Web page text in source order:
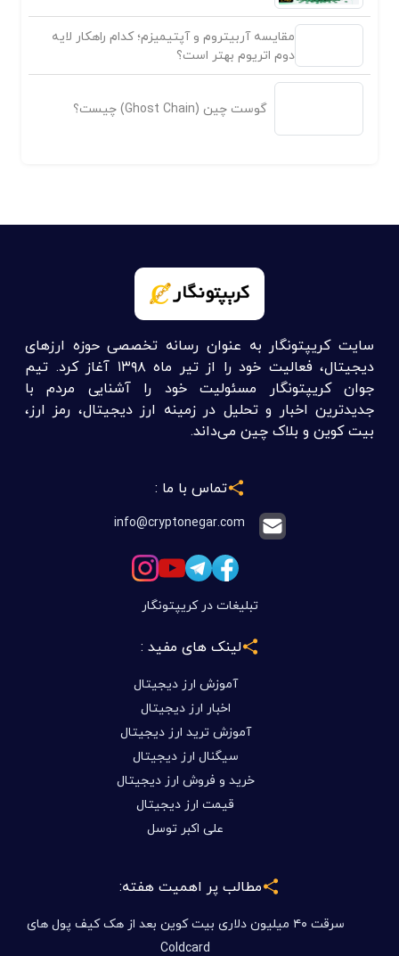
مقایسه آربیتروم و آپتیمیزم؛ کدام راهکار لایه
دوم اتریوم بهتر است؟
گوست چین (Ghost Chain) چیست؟
سایت کریپتونگار به عنوان رسانه تخصصی حوزه ارزهای
دیجیتال، فعالیت خود را از تیر ماه ۱۳۹۸ آغاز کرد. تیم
جوان کریپتونگار مسئولیت خود را آشنایی مردم با
جدیدترین اخبار و تحلیل در زمینه ارز دیجیتال، رمز ارز،
بیت کوین و بلاک چین می‌داند.
تماس با ما :
info@cryptonegar.com
تبلیغات در کریپتونگار
لینک های مفید :
آموزش ارز دیجیتال
اخبار ارز دیجیتال
آموزش ترید ارز دیجیتال
سیگنال ارز دیجیتال
خرید و فروش ارز دیجیتال
قیمت ارز دیجیتال
علی اکبر توسل
مطالب پر اهمیت هفته:
سرقت ۴۰ میلیون دلاری بیت کوین بعد از هک کیف پول های
Coldcard